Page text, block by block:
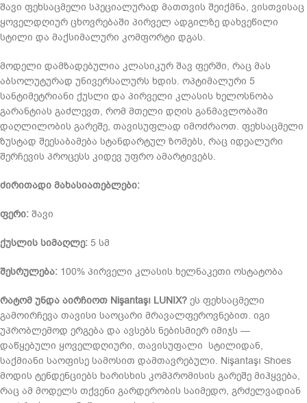
შავი ფეხსაცმელი სპეციალურად მათთვის შეიქმნა, ვისთვისაც
ყოველდღიურ ცხოვრებაში პირველ ადგილზე დახვეწილი
სტილი და მაქსიმალური კომფორტი დგას.
მოდელი დამზადებულია კლასიკურ შავ ფერში, რაც მას
აბსოლუტურად უნივერსალურს ხდის. ოპტიმალური 5
სანტიმეტრიანი ქუსლი და პირველი კლასის ხელოსნობა
გარანტიას გაძლევთ, რომ მთელი დღის განმავლობაში
დაღლილობის გარეშე, თავისუფლად იმოძრაოთ. ფეხსაცმელი
ზუსტად შეესაბამება სტანდარტულ ზომებს, რაც იდეალური
შერჩევის პროცესს კიდევ უფრო ამარტივებს.
ძირითადი მახასიათებლები:
ფერი: შავი
ქუსლის სიმაღლე: 5 სმ
შესრულება: 100% პირველი კლასის ხელნაკეთი ოსტატობა
რატომ უნდა აირჩიოთ Nişantaşı LUNIX? ეს ფეხსაცმელი
გამოირჩევა თავისი საოცარი მრავალფეროვნებით. იგი
უპრობლემოდ ერგება და ავსებს ნებისმიერ იმიჯს —
დაწყებული ყოველდღიური, თავისუფალი სტილიდან,
საქმიანი საოფისე სამოსით დამთავრებული. Nişantaşı Shoes
მოდის ტენდენციებს ხარისხის კომპრომისის გარეშე მიჰყვება,
რაც ამ მოდელს თქვენი გარდერობის საიმედო, გრძელვადიან